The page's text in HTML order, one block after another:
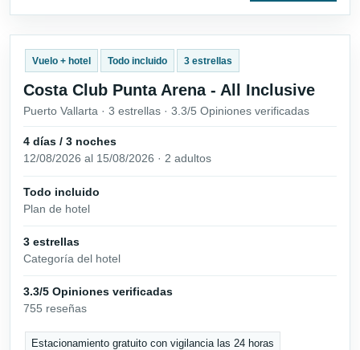
Vuelo + hotel Todo incluido 3 estrellas
Costa Club Punta Arena - All Inclusive
Puerto Vallarta · 3 estrellas · 3.3/5 Opiniones verificadas
4 días / 3 noches
12/08/2026 al 15/08/2026 · 2 adultos
Todo incluido
Plan de hotel
3 estrellas
Categoría del hotel
3.3/5 Opiniones verificadas
755 reseñas
Estacionamiento gratuito con vigilancia las 24 horas